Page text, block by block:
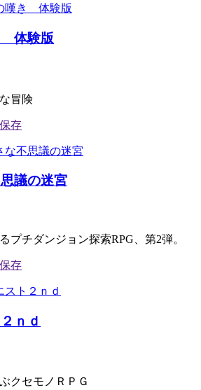
体験版
冒険
議の迷宮
プチダンジョン探索RPG、第2弾。
ｎｄ
クセモノＲＰＧ